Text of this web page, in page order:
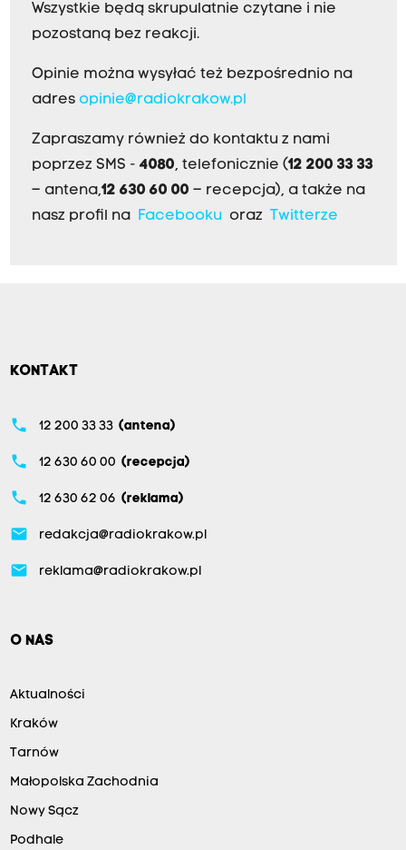
Wszystkie będą skrupulatnie czytane i nie
pozostaną bez reakcji.
Opinie można wysyłać też bezpośrednio na
adres opinie@radiokrakow.pl
Zapraszamy również do kontaktu z nami
poprzez SMS - 4080, telefonicznie (12 200 33 33
– antena,12 630 60 00 – recepcja), a także na
nasz profil na
Facebookuoraz Twitterze
KONTAKT
phone 12 200 33 33 (antena)
phone 12 630 60 00 (recepcja)
phone 12 630 62 06 (reklama)
email redakcja@radiokrakow.pl
email reklama@radiokrakow.pl
O NAS
Aktualności
Kraków
Tarnów
Małopolska Zachodnia
Nowy Sącz
Podhale